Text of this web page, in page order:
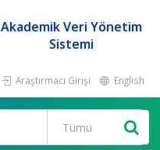
Akademik Veri Yönetim
Sistemi
Araştırmacı Girişi English